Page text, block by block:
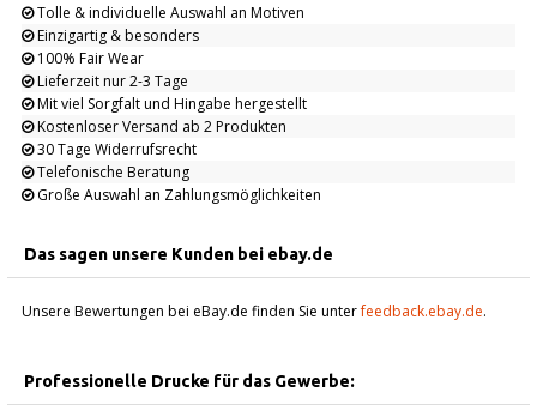
Tolle & individuelle Auswahl an Motiven
Einzigartig & besonders
100% Fair Wear
Lieferzeit nur 2-3 Tage
Mit viel Sorgfalt und Hingabe hergestellt
Kostenloser Versand ab 2 Produkten
30 Tage Widerrufsrecht
Telefonische Beratung
Große Auswahl an Zahlungsmöglichkeiten
Das sagen unsere Kunden bei ebay.de
Unsere Bewertungen bei eBay.de finden Sie unterfeedback.ebay.de.
Professionelle Drucke für das Gewerbe: